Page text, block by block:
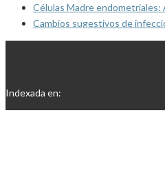
Células Madre
Cambios sugestivos de
Indexada en: